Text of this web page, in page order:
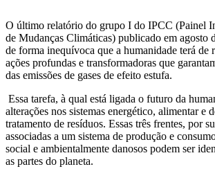
O último relatório do grupo I do IPCC (Painel
de Mudanças Climáticas) publicado em agosto
de forma inequívoca que a humanidade terá de
ações profundas e transformadoras que
das emissões de gases de efeito estufa.
Essa tarefa, à qual está ligada o futuro da
alterações nos sistemas energético, alimentar e
tratamento de resíduos. Essas três frentes, por
associadas a um sistema de produção e
social e ambientalmente danosos podem ser
as partes do planeta.